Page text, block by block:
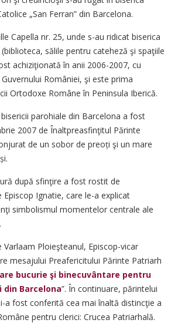
„San Ferran” din Barcelona.
Capella nr. 25, unde s-au ridicat biserica
sălile pentru cateheză şi spaţiile
achiziţionată în anii 2006-2007, cu
României, şi este prima
Ortodoxe Române în Peninsula Iberică.
parohiale din Barcelona a fost
2007 de Înaltpreasfinţitul Părinte
de un sobor de preoți şi un mare
după sfinţire a fost rostit de
Episcop Ignatie, care le-a explicat
sim­bolismul momentelor centrale ale
Ploieşteanul, Episcop-vicar
mesajului Preafericitului Părinte Patriarh
bucurie şi binecuvântare pentru
Barcelona”. În continuare, părintelui
a fost conferită cea mai înaltă distincţie a
pentru clerici: Crucea Patriarhală.